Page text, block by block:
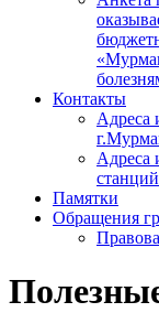
Контакты
Адреса
Адреса
Памятки
Обращения